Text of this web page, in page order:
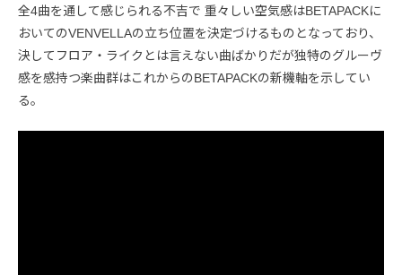
全4曲を通して感じられる不吉で 重々しい空気感はBETAPACKに
おいてのVENVELLAの立ち位置を決定づけるものとなっており、
決してフロア・ライクとは言えない曲ばかりだが独特のグルーヴ
感を感持つ楽曲群はこれからのBETAPACKの新機軸を示してい
る。